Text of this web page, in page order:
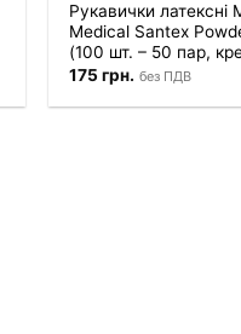
Рукавички латексні
Medical Santex
(100 шт. – 50 пар,
175 грн. без ПДВ